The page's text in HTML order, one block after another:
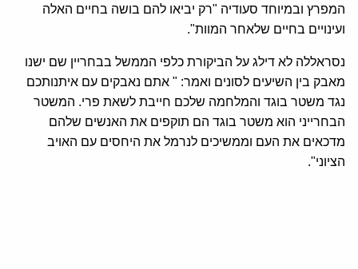
המפרץ ובמיוחד סעודיה "רק יביאו להם בושה בחיים האלה
ועינויים בחיים שלאחר המוות".
נסראללה לא דילג על הביקורת כלפי הממשל בבחריין שם ישנו
מאבק בין השיעים לסונים ואמר: " אתם נאבקים עם איתנותכם
נגד משטר בוגד והמלחמה שלכם חייבת לשאת פרי. המשטר
הבחרייני הוא משטר בוגד הם תוקפים את האנשים שלהם
מדכאים את העם וממשיכים לנרמל את היחסים עם האויב
הציוני".